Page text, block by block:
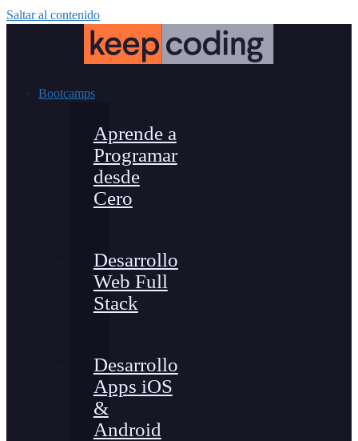
Saltar al contenido
Bootcamps
Aprende a
Programar
desde
Cero
Desarrollo
Web Full
Stack
Desarrollo
Apps iOS
&
Android